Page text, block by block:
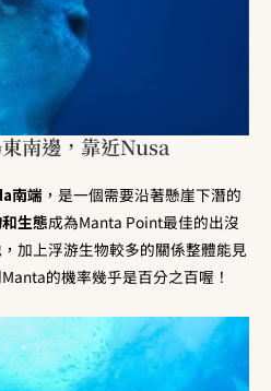
南邊，靠近Nusa
南端 ，是一個需要沿著懸崖下潛的
生態成為Manta Point最佳的出沒
加上浮游生物較多的關係整體能見
的機率幾乎是百分之百喔！